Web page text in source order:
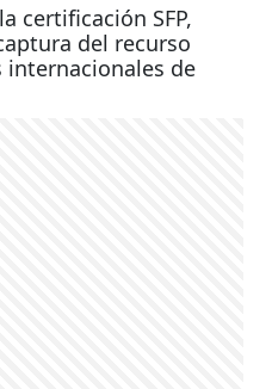
certificación SFP,
del recurso
internacionales de